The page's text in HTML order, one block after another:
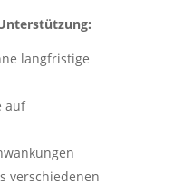
langfristige
auf
verschiedenen